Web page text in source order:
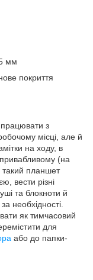
мм
покриття
з
місці, але й
на ходу, в
(на
такий планшет
вести різні
та блокноти й
необхідності.
як тимчасовий
для
або до папки-